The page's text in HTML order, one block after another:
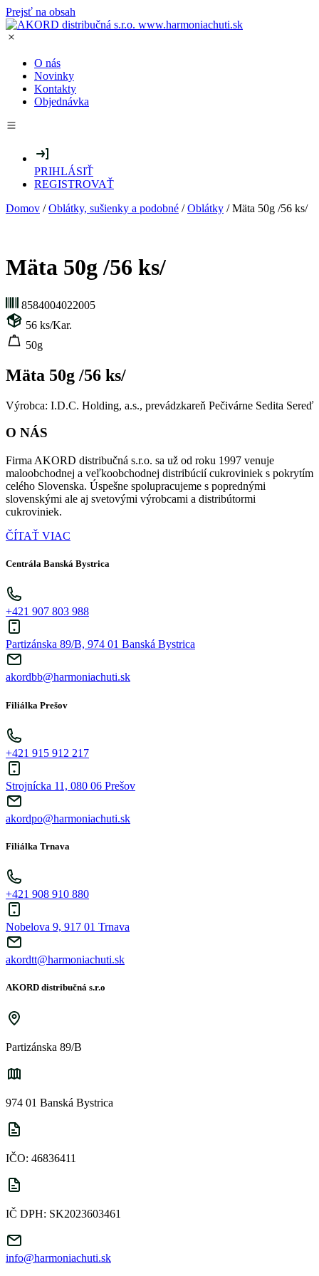
Prejsť na obsah
O nás
Novinky
Kontakty
Objednávka
PRIHLÁSIŤ
REGISTROVAŤ
Domov /Oblátky, sušienky a podobné /Oblátky / Mäta 50g /56 ks/
Mäta 50g /56 ks/
8584004022005
56 ks/Kar.
50g
Mäta 50g /56 ks/
Výrobca: I.D.C. Holding, a.s., prevádzkareň Pečivárne Sedita Sereď
O NÁS
Firma AKORD distribučná s.r.o. sa už od roku 1997 venuje
maloobchodnej a veľkoobchodnej distribúcií cukroviniek s pokrytím
celého Slovenska. Úspešne spolupracujeme s poprednými
slovenskými ale aj svetovými výrobcami a distribútormi
cukroviniek.
ČÍTAŤ VIAC
Centrála Banská Bystrica
+421 907 803 988
Partizánska 89/B, 974 01 Banská Bystrica
akordbb@harmoniachuti.sk
Filiálka Prešov
+421 915 912 217
Strojnícka 11, 080 06 Prešov
akordpo@harmoniachuti.sk
Filiálka Trnava
+421 908 910 880
Nobelova 9, 917 01 Trnava
akordtt@harmoniachuti.sk
AKORD distribučná s.r.o
Partizánska 89/B
974 01 Banská Bystrica
IČO: 46836411
IČ DPH: SK2023603461
info@harmoniachuti.sk